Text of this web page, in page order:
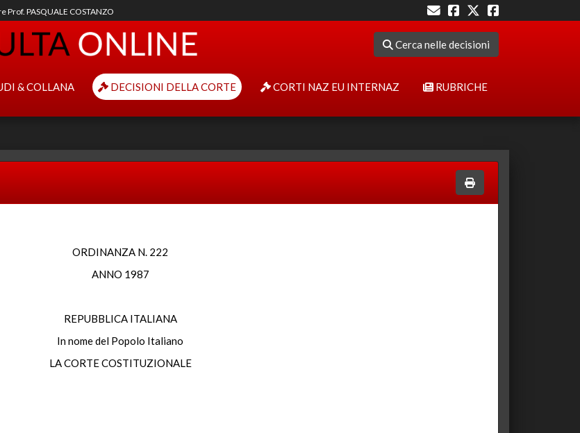
Prof. PASQUALE COSTANZO
Cerca nelle decisioni
& COLLANA DECISIONI DELLA CORTE CORTI NAZ EU INTERNAZ RUBRICHE
ORDINANZA N. 222
ANNO 1987
REPUBBLICA ITALIANA
In nome del Popolo Italiano
LA CORTE COSTITUZIONALE